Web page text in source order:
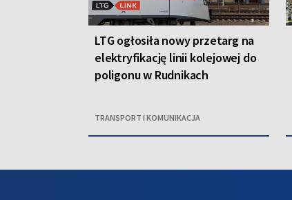
LTG ogłosiła nowy przetarg na
elektryfikację linii kolejowej do
poligonu w Rudnikach
TRANSPORT I KOMUNIKACJA